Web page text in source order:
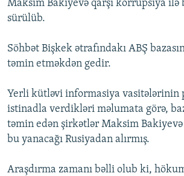
ARAŞDIRMA
VIDEO
İNFOQRAFIKA
KARIKATURA
RADIO ARXIV
AZƏRBAYCAN ƏDƏBIYYATI KITABXANASI
İSLAM VƏ DEMOKRATIYA
İZ - MƏDƏNIYYƏT PROQRAMI
MISSIYAMIZ
PEŞƏ ETIKASI VƏ JURNALISTIKA
MATERIALLARIMIZDAN ISTIFADƏ
BIZI IZLƏ
RFE/RL-in bütün saytları
Maksim Bakiyevə qarşı korrupsiya
sürülüb.
Söhbət Bişkek ətrafındakı ABŞ
təmin etməkdən gedir.
Yerli kütləvi informasiya vasitələrinin
istinadla verdikləri məlumata görə,
təmin edən şirkətlər Maksim
bu yanacağı Rusiyadan alırmış.
Araşdırma zamanı bəlli olub ki,